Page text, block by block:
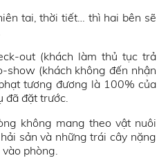
tai, thời tiết… thì hai bên sẽ
out (khách làm thủ tục trả
show (khách không đến nhận
tương đương là 100% của
đã đặt trước.
không mang theo vật nuôi
sản và những trái cây nặng
phòng.